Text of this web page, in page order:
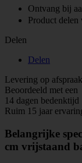
Ontvang bij
Product delen
Delen
Delen
Levering op afspraak
Beoordeeld met een
14 dagen bedenktijd
Ruim 15 jaar
Belangrijke
cm vrijstaand